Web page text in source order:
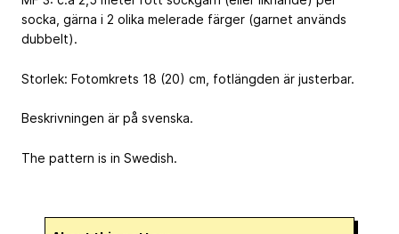
socka, gärna i 2 olika melerade färger (garnet används
dubbelt).
Storlek: Fotomkrets 18 (20) cm, fotlängden är justerbar.
Beskrivningen är på svenska.
The pattern is in Swedish.